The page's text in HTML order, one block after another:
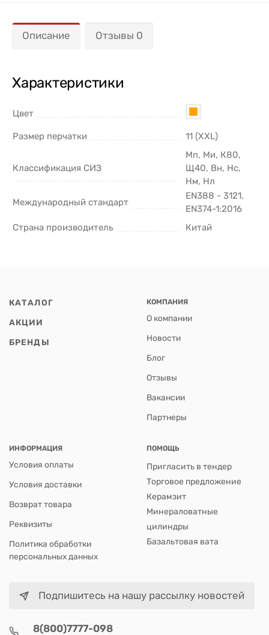
Описание Отзывы 0
Характеристики
Цвет
Размер перчатки 11 (XXL)
Классификация СИЗ
Мп, Ми, К80,
Щ40, Вн, Нс,
Нм, Нл
Международный стандарт
EN388 - 3121,
EN374-1:2016
Страна производитель
Китай
КАТАЛОГ
АКЦИИ
БРЕНДЫ
КОМПАНИЯ
О компании
Новости
Блог
Отзывы
Вакансии
Партнеры
ИНФОРМАЦИЯ
Условия оплаты
Условия доставки
Возврат товара
Реквизиты
Политика обработки
персональных данных
ПОМОЩЬ
Пригласить в тендер
Торговое предложение
Керамзит
Минераловатные
цилиндры
Базальтовая вата
Подпишитесь на нашу рассылку новостей
8(800)7777-098